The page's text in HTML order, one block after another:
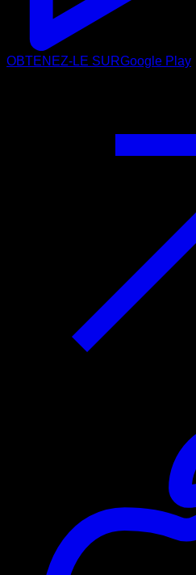
OBTENEZ-LE SURGoogle Play